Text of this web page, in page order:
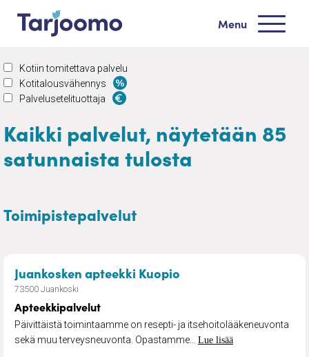
Siirry sisältöön
Menu
Kotiin tomitettava palvelu
Kotitalousvähennys
Palvelusetelituottaja
Kaikki palvelut, näytetään 85
satunnaista tulosta
Toimipistepalvelut
Juankosken apteekki Kuopio
73500 Juankoski
Apteekkipalvelut
Päivittäistä toimintaamme on resepti- ja itsehoitolääkeneuvonta
sekä muu terveysneuvonta. Opastamme... Lue lisää